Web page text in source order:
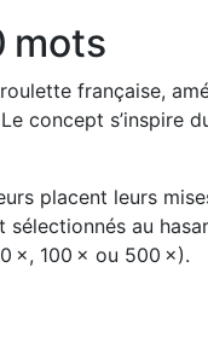
mots
française,
concept s’inspire
placent leurs
au
×, 100 × ou 500 ×).